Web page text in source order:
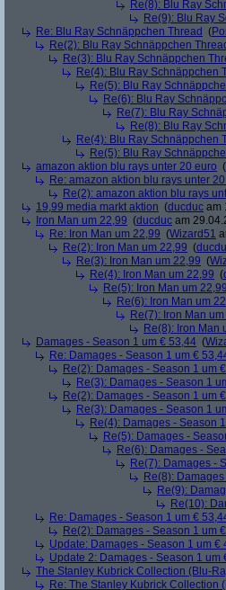
Re(8): Blu Ray
Re(9): Blu Ray
Re: Blu Ray Schnäppchen Thread (
Re(2): Blu Ray Schnäppchen
Re(3): Blu Ray Schnäppchen
Re(4): Blu Ray Schnäppchen
Re(5): Blu Ray
Re(6): Blu Ray
Re(7): Blu Ray
Re(8): Blu Ray
Re(4): Blu Ray Schnäppchen
Re(5): Blu Ray
amazon aktion blu rays unter 20 euro (
Re: amazon aktion blu rays unter
Re(2): amazon aktion blu rays
19,99 media markt aktion (ducduc am
Iron Man um 22,99 (ducduc am
Re: Iron Man um 22,99 (Wizard51
Re(2): Iron Man um 22,99 (
Re(3): Iron Man um 22,99 (
Re(4): Iron Man um 22,99 (
Re(5): Iron Man um 22,99
Re(6): Iron Man um
Re(7): Iron Man
Re(8): Iron Man
Damages - Season 1 um € 53,44 (
Re: Damages - Season 1 um €
Re(2): Damages - Season 1 um
Re(3): Damages - Season 1
Re(2): Damages - Season 1 um
Re(3): Damages - Season 1
Re(4): Damages - Season
Re(5): Damages -
Re(6): Damages -
Re(7): Damages -
Re(8):
Re(9):
Re(10):
Re: Damages - Season 1 um €
Re(2): Damages - Season 1 um
Update: Damages - Season 1 um €
Update 2: Damages - Season 1 um
The Stanley Kubrick Collection (Blu-
Re: The Stanley Kubrick Collection